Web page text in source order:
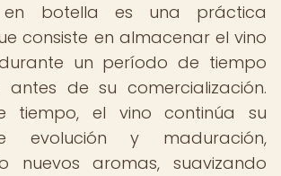
botella es una práctica
consiste en almacenar el vino
un período de tiempo
antes de su comercialización.
tiempo, el vino continúa su
evolución y maduración,
nuevos aromas, suavizando